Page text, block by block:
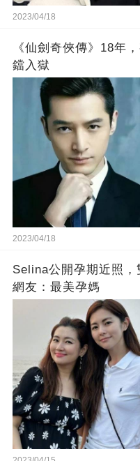
2023/04/18
《仙劍奇俠傳》18年
鐺入獄
2023/04/18
Selina公開孕期近照，
網友：最美孕媽